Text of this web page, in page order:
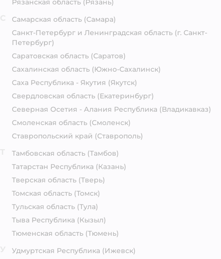
Рязанская область (Рязань)
Самарская область (Самара)
Санкт-Петербург и Ленинградская область (г. Санкт-
Петербург)
Саратовская область (Саратов)
Сахалинская область (Южно-Сахалинск)
Саха Республика - Якутия (Якутск)
Свердловская область (Екатеринбург)
Северная Осетия - Алания Республика (Владикавказ)
Смоленская область (Смоленск)
Ставропольский край (Ставрополь)
Тамбовская область (Тамбов)
Татарстан Республика (Казань)
Тверская область (Тверь)
Томская область (Томск)
Тульская область (Тула)
Тыва Республика (Кызыл)
Тюменская область (Тюмень)
Удмуртская Республика (Ижевск)